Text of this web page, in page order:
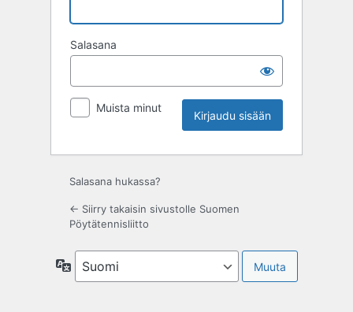
Salasana
Muista minut
Salasana hukassa?
← Siirry takaisin sivustolle Suomen
Pöytätennisliitto
Kieli